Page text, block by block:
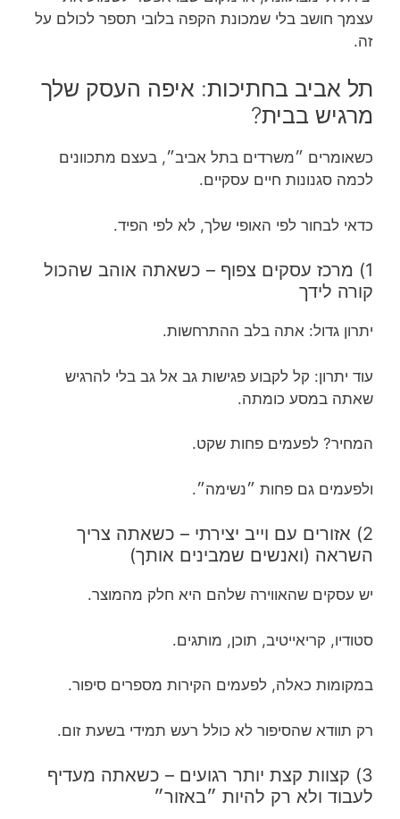
עצמך חושב בלי שמכונת הקפה בלובי תספר לכולם על
זה.
תל אביב בחתיכות: איפה העסק שלך
מרגיש בבית?
כשאומרים ״משרדים בתל אביב״, בעצם מתכוונים
לכמה סגנונות חיים עסקיים.
כדאי לבחור לפי האופי שלך, לא לפי הפיד.
1) מרכז עסקים צפוף – כשאתה אוהב שהכול
קורה לידך
יתרון גדול: אתה בלב ההתרחשות.
עוד יתרון: קל לקבוע פגישות גב אל גב בלי להרגיש
שאתה במסע כומתה.
המחיר? לפעמים פחות שקט.
ולפעמים גם פחות ״נשימה״.
2) אזורים עם וייב יצירתי – כשאתה צריך
השראה (ואנשים שמבינים אותך)
יש עסקים שהאווירה שלהם היא חלק מהמוצר.
סטודיו, קריאייטיב, תוכן, מותגים.
במקומות כאלה, לפעמים הקירות מספרים סיפור.
רק תוודא שהסיפור לא כולל רעש תמידי בשעת זום.
3) קצוות קצת יותר רגועים – כשאתה מעדיף
לעבוד ולא רק להיות ״באזור״